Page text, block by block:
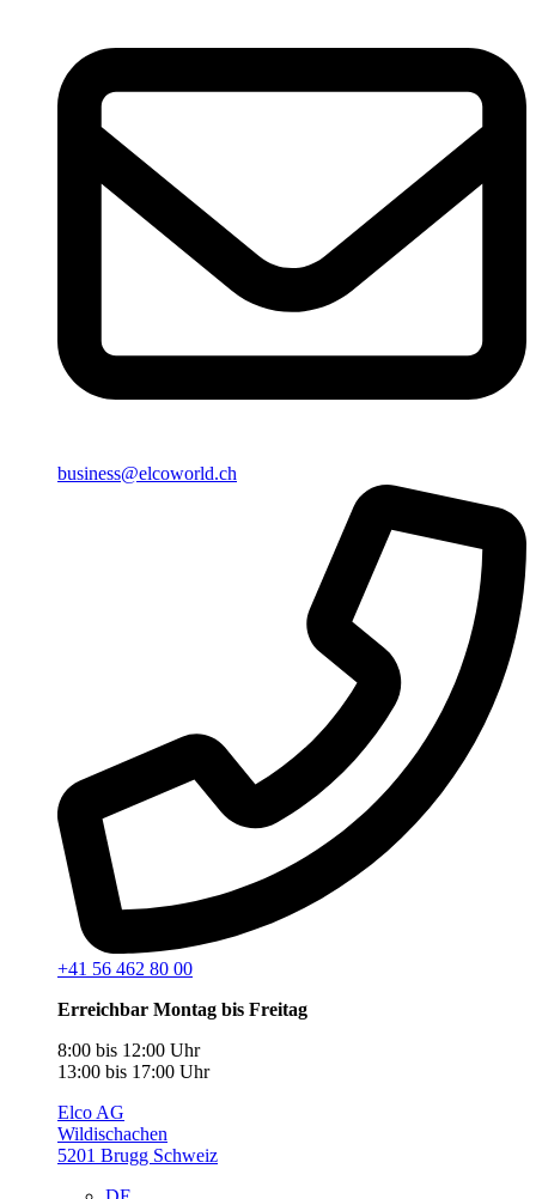
business@elcoworld.ch
+41 56 462 80 00
Erreichbar Montag bis Freitag
8:00 bis 12:00 Uhr
13:00 bis 17:00 Uhr
Elco AG
Wildischachen
5201 Brugg Schweiz